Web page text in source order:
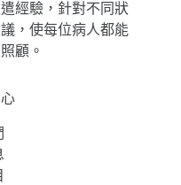
經驗，針對不同狀
，使每位病人都能
顧。